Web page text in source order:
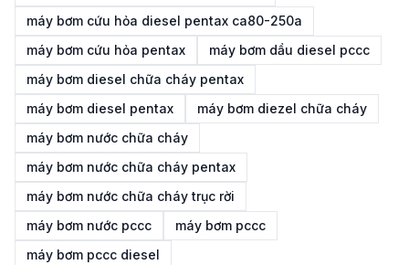
máy bơm cứu hỏa diesel pentax ca80-250a
máy bơm cứu hỏa pentax
máy bơm dầu diesel pccc
máy bơm diesel chữa cháy pentax
máy bơm diesel pentax
máy bơm diezel chữa cháy
máy bơm nước chữa cháy
máy bơm nước chữa cháy pentax
máy bơm nước chữa cháy trục rời
máy bơm nước pccc
máy bơm pccc
máy bơm pccc diesel